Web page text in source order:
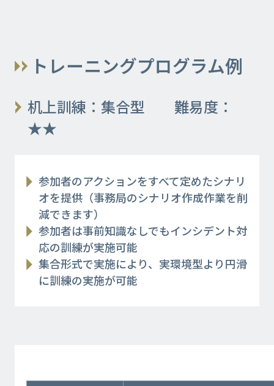
トレーニングプログラム例
机上訓練：集合型 難易度：
★★
参加者のアクションをすべて定めたシナリ
オを提供（事務局のシナリオ作成作業を削
減できます）
参加者は事前知識なしでもインシデント対
応の訓練が実施可能
集合形式で実施により、実環境型より円滑
に訓練の実施が可能